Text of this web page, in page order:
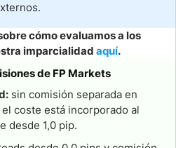
cómo evaluamos a los
imparcialidad aquí.
de FP Markets
sin comisión separada en
coste está incorporado al
desde 1,0 pip.